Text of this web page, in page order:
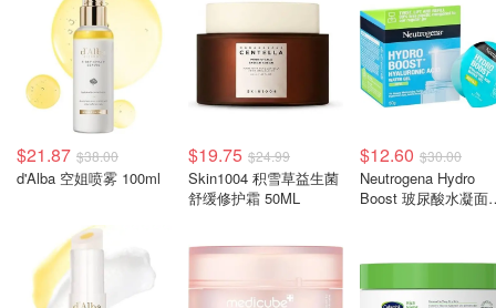
$21.87 $38.00
d'Alba 空姐喷雾 100ml
$19.75 $24.99
Skin1004 积雪草益生菌
舒缓修护霜 50ML
$12.60 $30.00
Neutrogena Hydro
Boost 玻尿酸水凝面